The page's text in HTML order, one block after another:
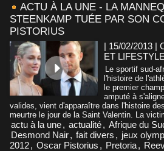
ACTU À LA UNE - LA
STEENKAMP TUÉE PAR SON
PISTORIUS
| 15/02/2013 |
ET LIFESTYLE
Le sportif sud-
l'histoire de
le premier
amputé à
valides, vient d'apparaître dans l'histoire
meurtre le jour de la Saint Valentin. La
actu à la une, actualité, Afrique du
Desmond Nair, fait divers , jeux
2012, Oscar Pistorius , Pretoria,